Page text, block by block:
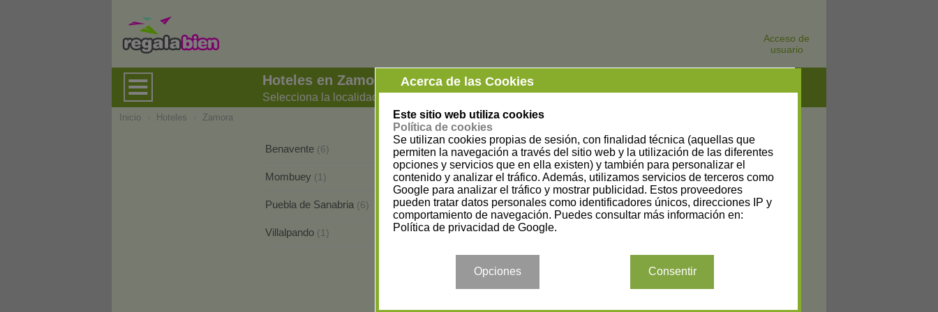
Acceso de
usuario
Hoteles en Zamora
Selecciona la localidad
Acerca de las Cookies
Este sitio web utiliza cookies
Política de cookies
Se utilizan cookies propias de sesión, con finalidad técnica (aquellas que
permiten la navegación a través del sitio web y la utilización de las diferentes
opciones y servicios que en ella existen) y también para personalizar el
contenido y analizar el tráfico. Además, utilizamos servicios de terceros como
Google para analizar el tráfico y mostrar publicidad. Estos proveedores
pueden tratar datos personales como identificadores únicos, direcciones IP y
comportamiento de navegación. Puedes consultar más información en:
Política de privacidad de Google.
Opciones Consentir
Inicio Hoteles Zamora
Benavente (6) Coreses(1)
Mombuey (1) Peleagonzalo(1)
Puebla de Sanabria (6) Toro(2)
Villalpando (1) Zamora(11)